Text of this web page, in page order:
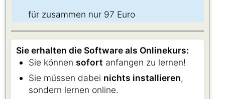
für zusammen nur 97 Euro
Sie erhalten die Software als Onlinekurs:
Sie können sofort anfangen zu lernen!
Sie müssen dabei nichts installieren,
sondern lernen online.